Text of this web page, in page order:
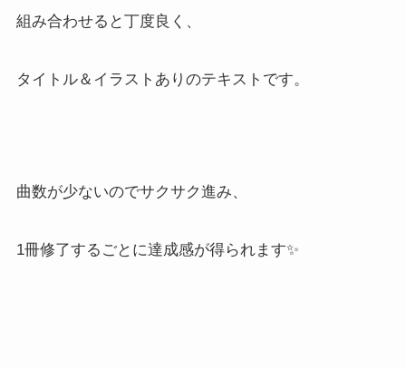
組み合わせると丁度良く、
タイトル＆イラストありのテキストです。
曲数が少ないのでサクサク進み、
1冊修了するごとに達成感が得られます✨